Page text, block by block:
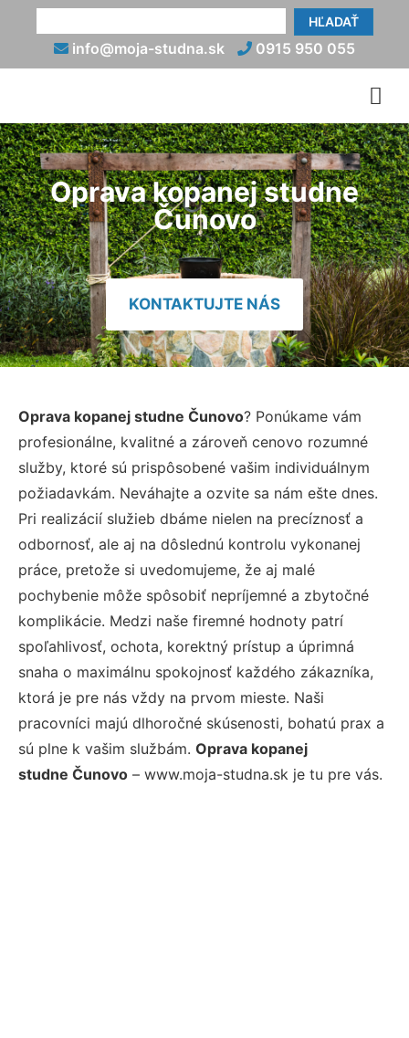
HĽADAŤ
info@moja-studna.sk 0915 950 055
Oprava kopanej studne
Čunovo
KONTAKTUJTE NÁS
Oprava kopanej studne Čunovo? Ponúkame vám
profesionálne, kvalitné a zároveň cenovo rozumné
služby, ktoré sú prispôsobené vašim individuálnym
požiadavkám. Neváhajte a ozvite sa nám ešte dnes.
Pri realizácií služieb dbáme nielen na precíznosť a
odbornosť, ale aj na dôslednú kontrolu vykonanej
práce, pretože si uvedomujeme, že aj malé
pochybenie môže spôsobiť nepríjemné a zbytočné
komplikácie. Medzi naše firemné hodnoty patrí
spoľahlivosť, ochota, korektný prístup a úprimná
snaha o maximálnu spokojnosť každého zákazníka,
ktorá je pre nás vždy na prvom mieste. Naši
pracovníci majú dlhoročné skúsenosti, bohatú prax a
sú plne k vašim službám. Oprava kopanej
studne Čunovo – www.moja-studna.sk je tu pre vás.